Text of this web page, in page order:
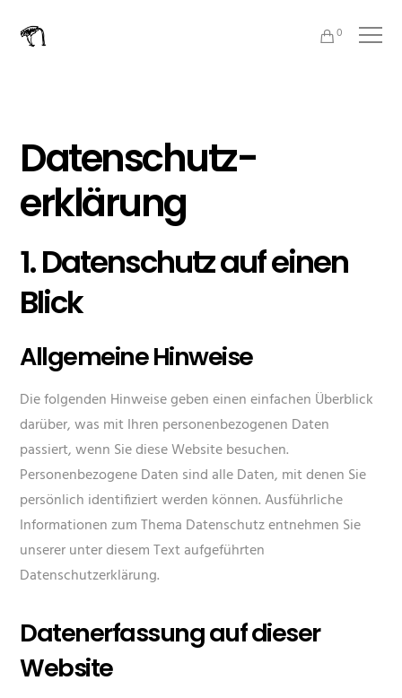
0
Datenschutz­
erklärung
1. Datenschutz auf einen
Blick
Allgemeine Hinweise
Die folgenden Hinweise geben einen einfachen Überblick
darüber, was mit Ihren personenbezogenen Daten
passiert, wenn Sie diese Website besuchen.
Personenbezogene Daten sind alle Daten, mit denen Sie
persönlich identifiziert werden können. Ausführliche
Informationen zum Thema Datenschutz entnehmen Sie
unserer unter diesem Text aufgeführten
Datenschutzerklärung.
Datenerfassung auf dieser
Website